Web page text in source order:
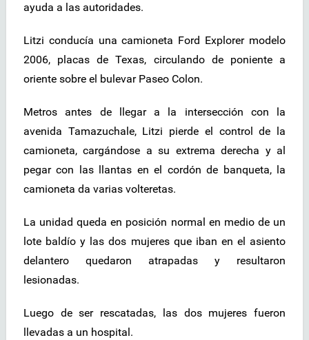
ayuda a las autoridades.
Litzi conducía una camioneta Ford Explorer modelo
2006, placas de Texas, circulando de poniente a
oriente sobre el bulevar Paseo Colon.
Metros antes de llegar a la intersección con la
avenida Tamazuchale, Litzi pierde el control de la
camioneta, cargándose a su extrema derecha y al
pegar con las llantas en el cordón de banqueta, la
camioneta da varias volteretas.
La unidad queda en posición normal en medio de un
lote baldío y las dos mujeres que iban en el asiento
delantero quedaron atrapadas y resultaron
lesionadas.
Luego de ser rescatadas, las dos mujeres fueron
llevadas a un hospital.